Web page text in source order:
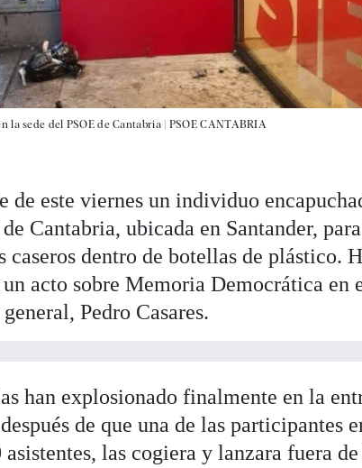
la sede del PSOE de Cantabria | PSOE CANTABRIA
de este viernes un individuo
Cantabria, ubicada en Santander,
caseros dentro de botellas de plástico.
acto sobre Memoria Democrática en
Pedro Casares.
han explosionado finalmente en la
de que una de las participantes
asistentes, las cogiera y lanzara fuera de